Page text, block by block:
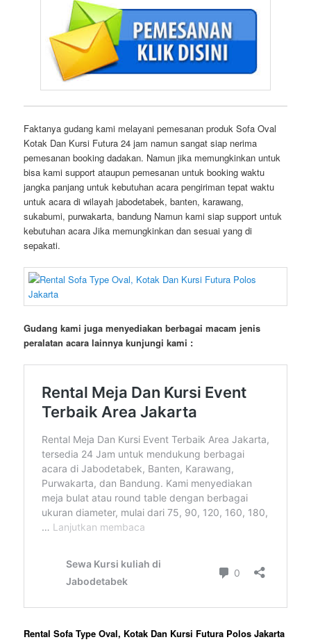
Faktanya gudang kami melayani pemesanan produk Sofa Oval
Kotak Dan Kursi Futura 24 jam namun sangat siap nerima
pemesanan booking dadakan. Namun jika memungkinkan untuk
bisa kami support ataupun pemesanan untuk booking waktu
jangka panjang untuk kebutuhan acara pengiriman tepat waktu
untuk acara di wilayah jabodetabek, banten, karawang,
sukabumi, purwakarta, bandung Namun kami siap support untuk
kebutuhan acara Jika memungkinkan dan sesuai yang di
sepakati.
Gudang kami juga menyediakan berbagai macam jenis
peralatan acara lainnya kunjungi kami :
Rental Sofa Type Oval, Kotak Dan Kursi Futura Polos Jakarta